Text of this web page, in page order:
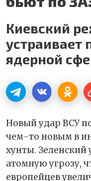
Киевский
устраивает
ядерной
Новый удар ВСУ
чем-то новым в
хунты. Зеленский
атомную угрозу,
европейцев